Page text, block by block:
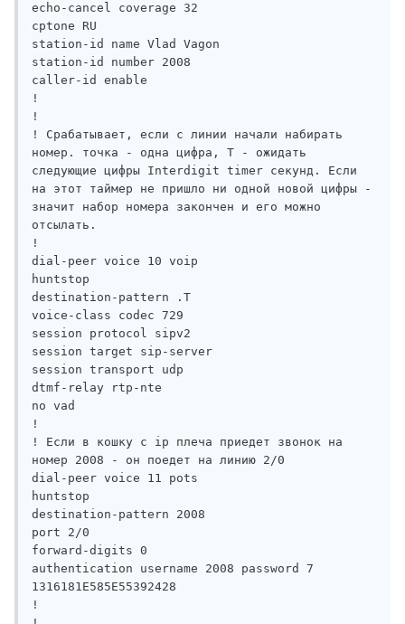
echo-cancel coverage 32
cptone RU
station-id name Vlad Vagon
station-id number 2008
caller-id enable
!
!
! Срабатывает, если с линии начали набирать
номер. точка - одна цифра, Т - ожидать
следующие цифры Interdigit timer секунд. Если
на этот таймер не пришло ни одной новой цифры -
значит набор номера закончен и его можно
отсылать.
!
dial-peer voice 10 voip
huntstop
destination-pattern .T
voice-class codec 729
session protocol sipv2
session target sip-server
session transport udp
dtmf-relay rtp-nte
no vad
!
! Если в кошку с ip плеча приедет звонок на
номер 2008 - он поедет на линию 2/0
dial-peer voice 11 pots
huntstop
destination-pattern 2008
port 2/0
forward-digits 0
authentication username 2008 password 7
1316181E585E55392428
!